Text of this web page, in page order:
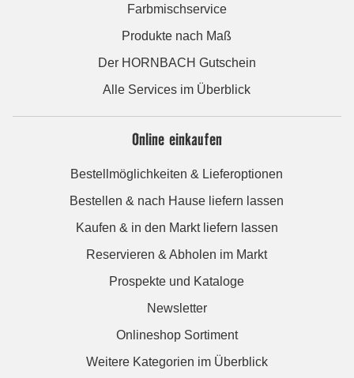
Farbmischservice
Produkte nach Maß
Der HORNBACH Gutschein
Alle Services im Überblick
Online einkaufen
Bestellmöglichkeiten & Lieferoptionen
Bestellen & nach Hause liefern lassen
Kaufen & in den Markt liefern lassen
Reservieren & Abholen im Markt
Prospekte und Kataloge
Newsletter
Onlineshop Sortiment
Weitere Kategorien im Überblick